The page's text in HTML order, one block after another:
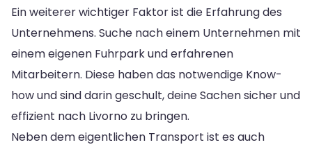
Ein weiterer wichtiger Faktor ist die Erfahrung des
Unternehmens. Suche nach einem Unternehmen mit
einem eigenen Fuhrpark und erfahrenen
Mitarbeitern. Diese haben das notwendige Know-
how und sind darin geschult, deine Sachen sicher und
effizient nach Livorno zu bringen.
Neben dem eigentlichen Transport ist es auch